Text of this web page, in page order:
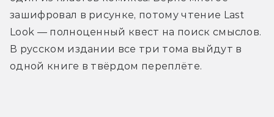
зашифровал в рисунке, потому чтение Last
Look — полноценный квест на поиск смыслов.
В русском издании все три тома выйдут в
одной книге в твёрдом переплёте.